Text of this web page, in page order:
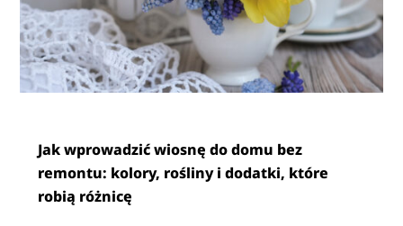
Jak wprowadzić wiosnę do domu bez
remontu: kolory, rośliny i dodatki, które
robią różnicę